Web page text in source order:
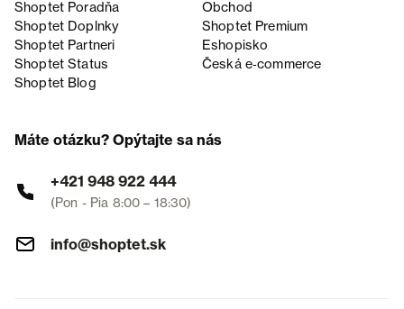
Shoptet Poradňa
Obchod
Shoptet Doplnky
Shoptet Premium
Shoptet Partneri
Eshopisko
Shoptet Status
Česká e‑commerce
Shoptet Blog
Máte otázku? Opýtajte sa nás
+421 948 922 444
(Pon - Pia 8:00 – 18:30)
info@shoptet.sk